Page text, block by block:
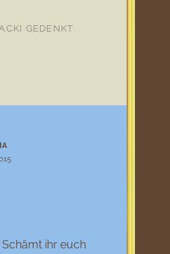
GEDENKT
ihr euch